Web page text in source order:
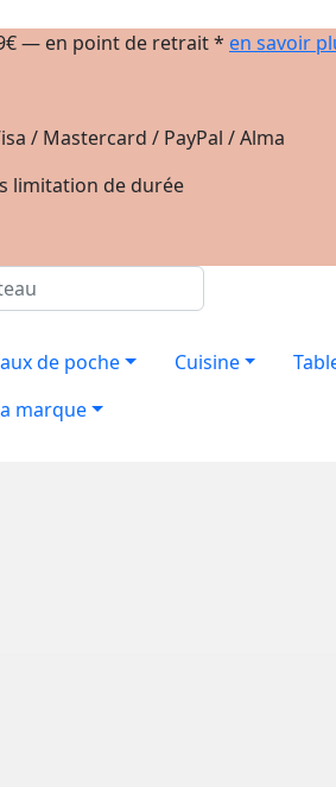
— en point de retrait * en savoir
/ Mastercard / PayPal / Alma
limitation de durée
de poche Cuisine
marque